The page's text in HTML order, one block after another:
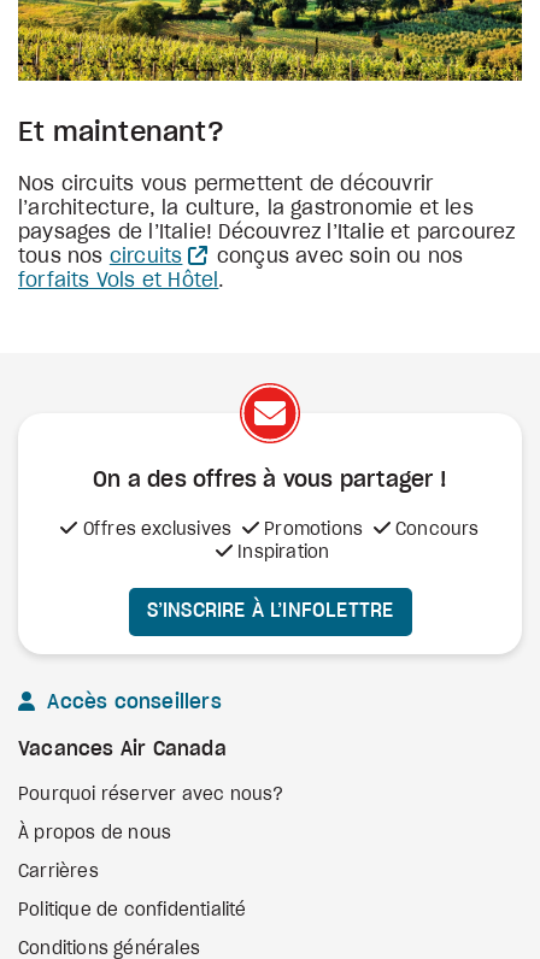
Et maintenant?
Nos circuits vous permettent de découvrir
l’architecture, la culture, la gastronomie et les
paysages de l’Italie! Découvrez l’Italie et parcourez
tous nos circuits
conçus avec soin ou nos
forfaits Vols et Hôtel .
On a des offres à vous partager !
Offres exclusives Promotions
Concours
Inspiration
S’INSCRIRE À L’INFOLETTRE
Accès conseillers
Vacances Air Canada
Pourquoi réserver avec nous?
À propos de nous
Carrières
Politique de confidentialité
Conditions générales